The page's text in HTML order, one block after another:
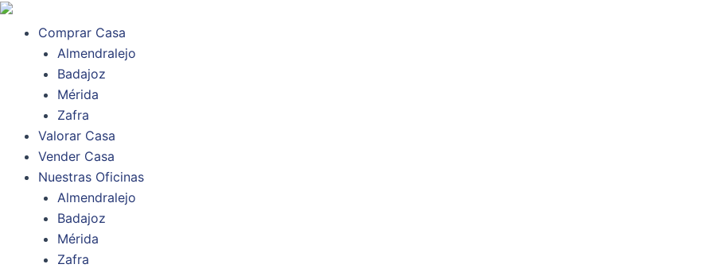
Ir
contenido
Comprar Casa
Almendralejo
Badajoz
Mérida
Zafra
Valorar Casa
Vender Casa
Nuestras Oficinas
Almendralejo
Badajoz
Mérida
Zafra